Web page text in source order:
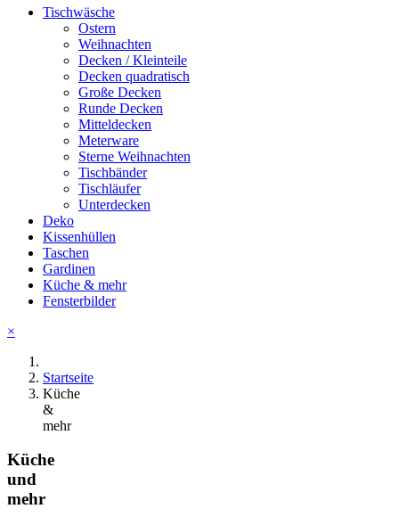
Tischwäsche
Ostern
Weihnachten
Decken / Kleinteile
Decken quadratisch
Große Decken
Runde Decken
Mitteldecken
Meterware
Sterne Weihnachten
Tischbänder
Tischläufer
Unterdecken
Deko
Kissenhüllen
Taschen
Gardinen
Küche & mehr
Fensterbilder
×
Startseite
Küche
&
mehr
Küche
und
mehr